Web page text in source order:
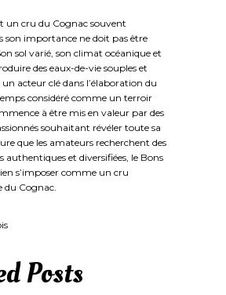
un cru du Cognac souvent
son importance ne doit pas être
sol varié, son climat océanique et
des eaux-de-vie souples et
acteur clé dans l’élaboration du
considéré comme un terroir
à être mis en valeur par des
souhaitant révéler toute sa
que les amateurs recherchent des
authentiques et diversifiées, le Bons
s’imposer comme un cru
Cognac.
Posts